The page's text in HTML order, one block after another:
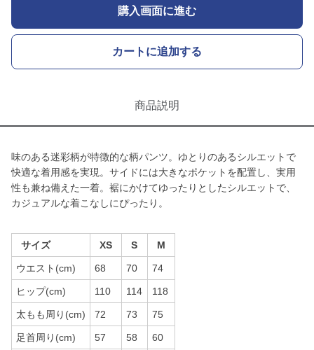
購入画面に進む
カートに追加する
商品説明
味のある迷彩柄が特徴的な柄パンツ。ゆとりのあるシルエットで
快適な着用感を実現。サイドには大きなポケットを配置し、実用
性も兼ね備えた一着。裾にかけてゆったりとしたシルエットで、
カジュアルな着こなしにぴったり。
サイズ XS S M
ウエスト(cm) 68 70 74
ヒップ(cm) 110 114 118
太もも周り(cm) 72 73 75
足首周り(cm) 57 58 60